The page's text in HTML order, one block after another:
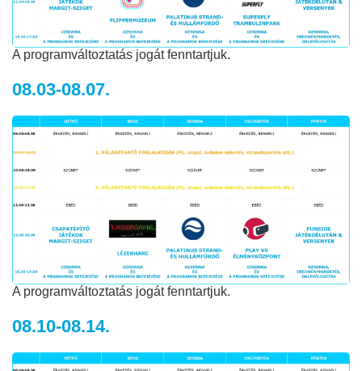
A programváltoztatás jogát fenntartjuk.
08.03-08.07.
A programváltoztatás jogát fenntartjuk.
08.10-08.14.